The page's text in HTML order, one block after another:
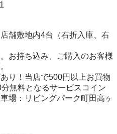
舗敷地内4台（右折入庫、右
お持ち込み、ご購入のお客様
り！当店で500円以上お買物
無料となるサービスコイン
場：リビングパーク町田高ヶ